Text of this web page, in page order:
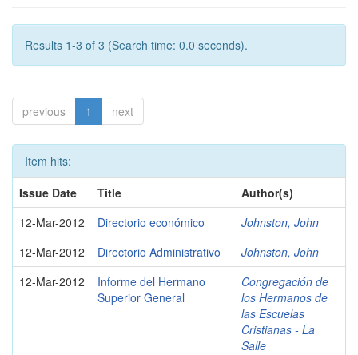
Results 1-3 of 3 (Search time: 0.0 seconds).
previous 1 next
Item hits:
Issue Date
Title
Author(s)
12-Mar-2012
Directorio económico
Johnston, John
12-Mar-2012
Directorio Administrativo
Johnston, John
12-Mar-2012
Informe del Hermano
Superior General
Congregación de
los Hermanos de
las Escuelas
Cristianas - La
Salle